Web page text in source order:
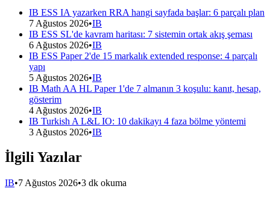
IB ESS IA yazarken RRA hangi sayfada başlar: 6 parçalı plan
7 Ağustos 2026•IB
IB ESS SL'de kavram haritası: 7 sistemin ortak akış şeması
6 Ağustos 2026•IB
IB ESS Paper 2'de 15 markalık extended response: 4 parçalı
yapı
5 Ağustos 2026•IB
IB Math AA HL Paper 1'de 7 almanın 3 koşulu: kanıt, hesap,
gösterim
4 Ağustos 2026•IB
IB Turkish A L&L IO: 10 dakikayı 4 faza bölme yöntemi
3 Ağustos 2026•IB
İlgili Yazılar
IB•7 Ağustos 2026•3 dk okuma